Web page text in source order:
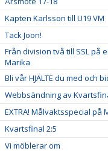
Kapten Karlsson till U19 VM
Tack Joon!
Från division två till SSL på
Marika
Bli vår HJÄLTE du med och
Webbsändning av
EXTRA! Målvaktsspecial på
Kvartsfinal 2:5
Vi möblerar om